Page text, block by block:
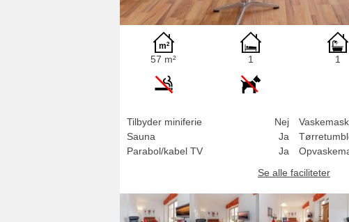
57 m² 1 1
Tilbyder miniferie
Nej
Sauna
Ja
Parabol/kabel TV
Ja
Se alle faciliteter